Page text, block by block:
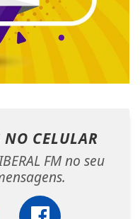
NO CELULAR
FM no seu